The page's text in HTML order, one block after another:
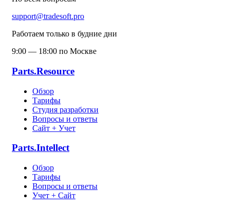
support@tradesoft.pro
Работаем только в будние дни
9:00 — 18:00 по Москве
Parts.Resource
Обзор
Тарифы
Студия разработки
Вопросы и ответы
Сайт + Учет
Parts.Intellect
Обзор
Тарифы
Вопросы и ответы
Учет + Сайт